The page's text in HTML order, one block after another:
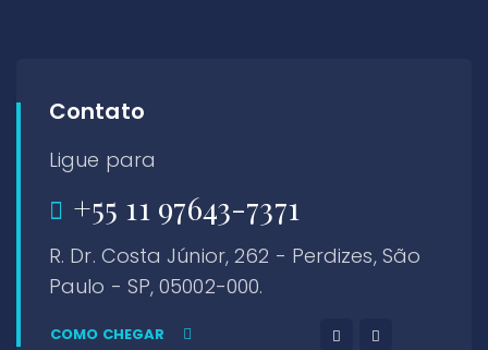
Contato
Ligue para
+55 11 97643-7371
R. Dr. Costa Júnior, 262 - Perdizes, São
Paulo - SP, 05002-000.
COMO CHEGAR